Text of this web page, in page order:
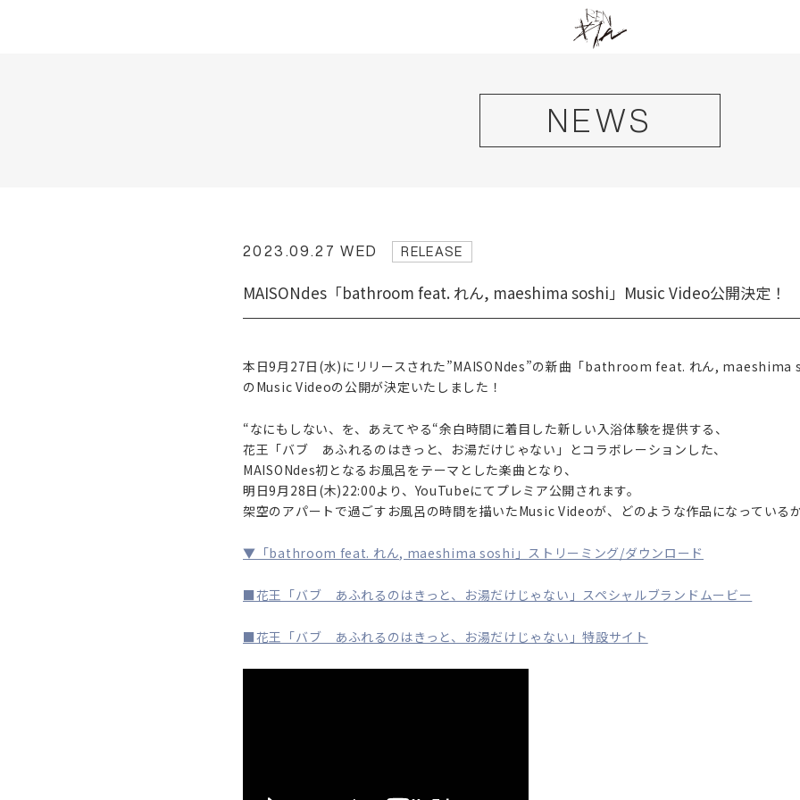
NEWS
LIVE
PROFILE
NEWS
2023.09.27 WED RELEASE
MAISONdes「bathroom feat. れん, maeshima soshi」Music Video公開決定！
本日9月27日(水)にリリースされた”MAISONdes”の新曲「bathroom feat. れん, maeshima
のMusic Videoの公開が決定いたしました！
“なにもしない、を、あえてやる“余白時間に着目した新しい入浴体験を提供する、
花王「バブ あふれるのはきっと、お湯だけじゃない」とコラボレーションした、
MAISONdes初となるお風呂をテーマとした楽曲となり、
明日9月28日(木)22:00より、YouTubeにてプレミア公開されます。
架空のアパートで過ごすお風呂の時間を描いたMusic Videoが、どのような作品になっている
▼「bathroom feat. れん, maeshima soshi」ストリーミング/ダウンロード
■花王「バブ あふれるのはきっと、お湯だけじゃない」スペシャルブランドムービー
■花王「バブ あふれるのはきっと、お湯だけじゃない」特設サイト